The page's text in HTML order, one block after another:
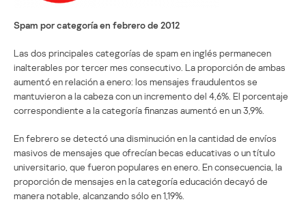
Spam por categoría en febrero de 2012
Las dos principales categorías de spam en inglés permanecen
inalterables por tercer mes consecutivo. La proporción de ambas
aumentó en relación a enero: los mensajes fraudulentos se
mantuvieron a la cabeza con un incremento del 4,6%. El porcentaje
correspondiente a la categoría finanzas aumentó en un 3,9%.
En febrero se detectó una disminución en la cantidad de envíos
masivos de mensajes que ofrecían becas educativas o un título
universitario, que fueron populares en enero. En consecuencia, la
proporción de mensajes en la categoría educación decayó de
manera notable, alcanzando sólo en 1,19%.